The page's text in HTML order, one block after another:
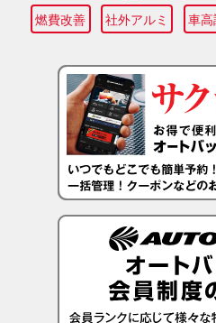
燃費改善 社外アルミ 車高